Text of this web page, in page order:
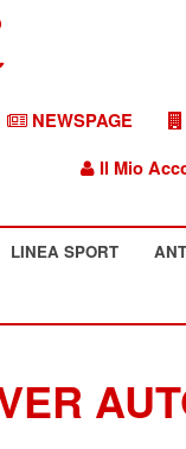
NEWSPAGE
Il Mio
LINEA SPORT